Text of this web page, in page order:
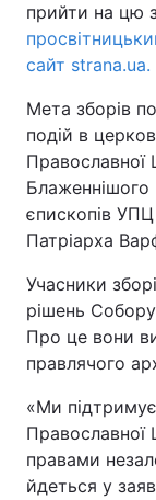
Техно і
Зброя
Здоров'я
Цікавинки
Інтерв'ю
Контакти
прийти на цю
сайт strana.ua.
Мета зборів
подій в
Православної
єпископів
Патріарха
Учасники
рішень
Про це вони
правлячого
«Ми
Православної
правами
йдеться у